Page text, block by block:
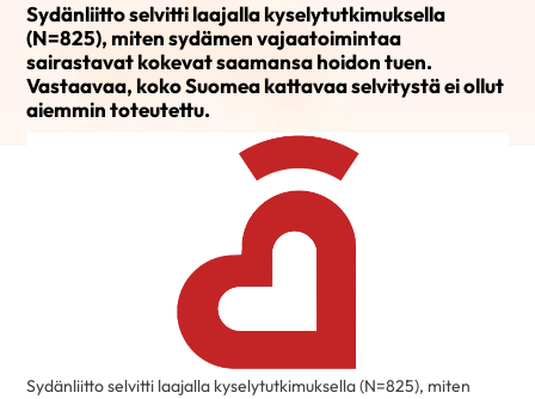
Sydänliitto selvitti laajalla kyselytutkimuksella
(N=825), miten sydämen vajaatoimintaa
sairastavat kokevat saamansa hoidon tuen.
Vastaavaa, koko Suomea kattavaa selvitystä ei ollut
aiemmin toteutettu.
Sydänliitto selvitti laajalla kyselytutkimuksella (N=825), miten